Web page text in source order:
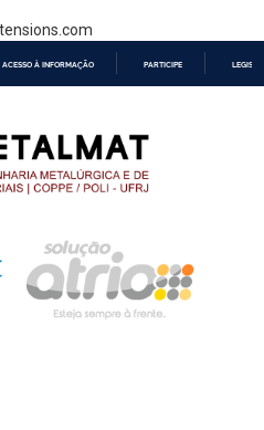
CONTEÚDO
ACESSO À INFORMAÇÃO PARTICIPE